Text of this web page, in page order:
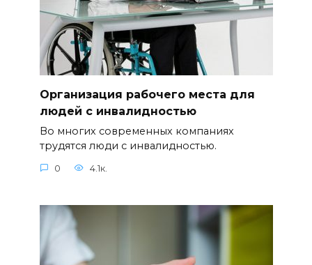
Организация рабочего места для
людей с инвалидностью
Во многих современных компаниях
трудятся люди с инвалидностью.
0 4.1к.